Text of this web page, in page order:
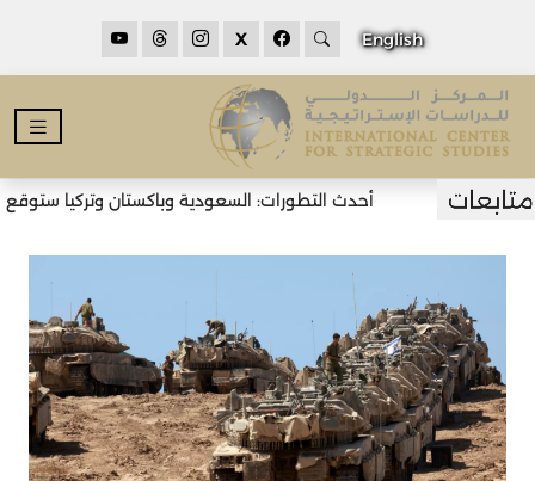
English
X
أحدث التطورات: السعودية وباكستان وتركيا ستوقع